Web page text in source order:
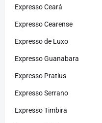
Expresso Ceará
Expresso Cearense
Expresso de Luxo
Expresso Guanabara
Expresso Pratius
Expresso Serrano
Expresso Timbira